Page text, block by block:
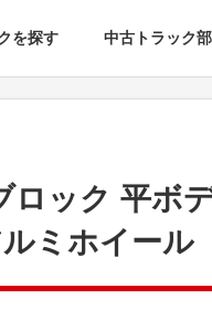
を探す 中古トラック
ック 平ボ
ミホイール